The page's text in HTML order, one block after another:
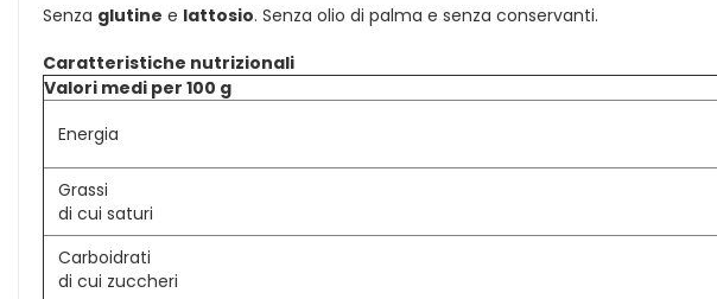
Senza glutine e lattosio. Senza olio di palma e senza conservanti.
Caratteristiche nutrizionali
Valori medi per 100 g
Energia
Grassi
di cui saturi
Carboidrati
di cui zuccheri